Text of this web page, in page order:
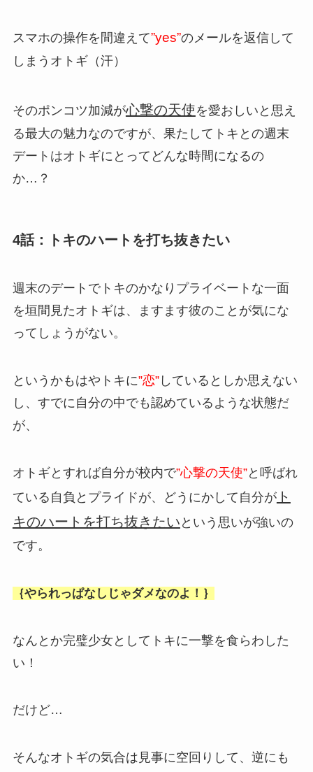
スマホの操作を間違えて”yes”のメールを返信して
しまうオトギ（汗）
そのポンコツ加減が心撃の天使を愛おしいと思え
る最大の魅力なのですが、果たしてトキとの週末
デートはオトギにとってどんな時間になるの
か…？
4話：トキのハートを打ち抜きたい
週末のデートでトキのかなりプライベートな一面
を垣間見たオトギは、ますます彼のことが気にな
ってしょうがない。
というかもはやトキに”恋”しているとしか思えない
し、すでに自分の中でも認めているような状態だ
が、
オトギとすれば自分が校内で”心撃の天使”と呼ばれ
ている自負とプライドが、どうにかして自分がト
キのハートを打ち抜きたい という思いが強いの
です。
｛やられっぱなしじゃダメなのよ！｝
なんとか完璧少女としてトキに一撃を食らわした
い！
だけど…
そんなオトギの気合は見事に空回りして、逆にも